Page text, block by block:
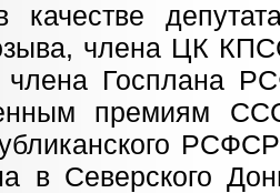
члена ЦК
Госплана
премиям
в Северского